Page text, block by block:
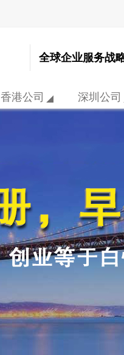
全球企业服务战
香港公司 深圳公司